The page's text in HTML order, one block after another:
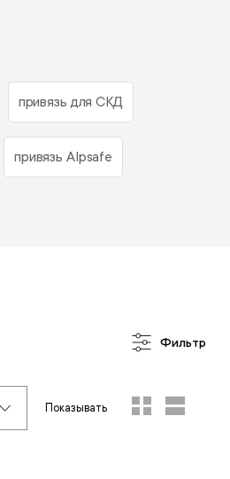
привязь для СКД
привязь Alpsafe
Фильтр
Показывать